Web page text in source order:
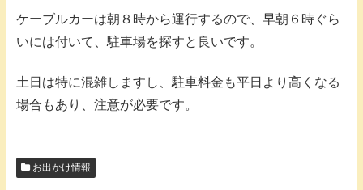
ケーブルカーは朝８時から運行するので、早朝６時ぐら
いには付いて、駐車場を探すと良いです。
土日は特に混雑しますし、駐車料金も平日より高くなる
場合もあり、注意が必要です。
お出かけ情報